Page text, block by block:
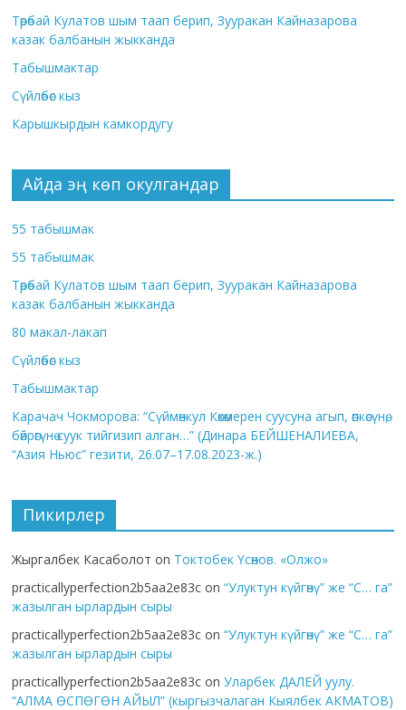
Төрөбай Кулатов шым таап берип, Зууракан Кайназарова
казак балбанын жыкканда
Табышмактар
Сүйлөбөс кыз
Карышкырдын камкордугу
Айда эң көп окулгандар
55 табышмак
55 табышмак
Төрөбай Кулатов шым таап берип, Зууракан Кайназарова
казак балбанын жыкканда
80 макал-лакап
Сүйлөбөс кыз
Табышмактар
Карачач Чокморова: “Сүймөнкул Көкөмерен суусуна агып, өпкөсүнө,
бөйрөгүнө суук тийгизип алган…” (Динара БЕЙШЕНАЛИЕВА,
“Азия Ньюс” гезити, 26.07–17.08.2023-ж.)
Пикирлер
Жыргалбек Касаболот on Токтобек Үсөнов. «Олжо»
practicallyperfection2b5aa2e83c on“Улуктун күйгөнү” же “С… га”
жазылган ырлардын сыры
practicallyperfection2b5aa2e83c on“Улуктун күйгөнү” же “С… га”
жазылган ырлардын сыры
practicallyperfection2b5aa2e83c onУларбек ДАЛЕЙ уулу.
“АЛМА ӨСПӨГӨН АЙЫЛ” (кыргызчалаган Кыялбек АКМАТОВ)